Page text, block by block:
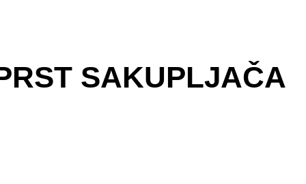
SAKUPLJAČA